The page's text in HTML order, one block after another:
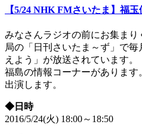
【5/24 NHK FMさいたま】福
みなさんラジオの前にお集ま
局の「日刊さいたま～ず」で
えよう」が放送されています。
福島の情報コーナーがありま
出演します。
◆日時
2016/5/24(火) 18:00～18:50